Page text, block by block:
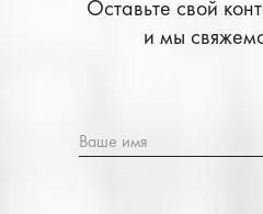
Оставьте свой
и мы
Ваше имя